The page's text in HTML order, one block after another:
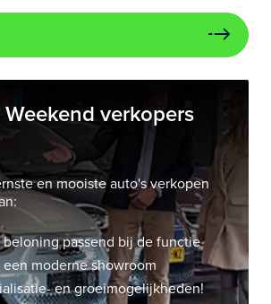
verkopers
en mooiste auto's verkopen
beloning passend bij de functie
een moderne showroom
en groeimogelijkheden!